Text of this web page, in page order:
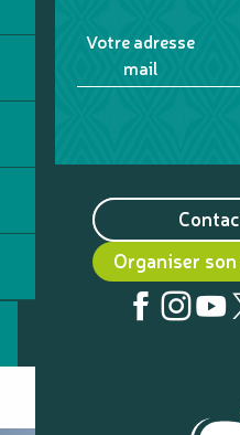
Votre adresse
mail
Organiser